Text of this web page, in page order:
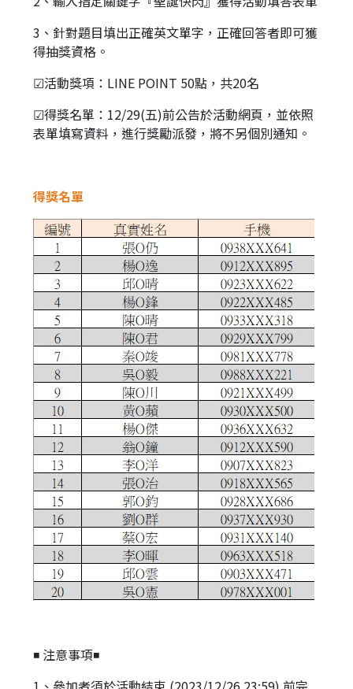
3、針對題目填出正確英文單字，正確回答者即可獲
得抽獎資格。
☑活動獎項：LINE POINT 50點，共20名
☑得獎名單：12/29(五)前公告於活動網頁，並依照
表單填寫資料，進行獎勵派發，將不另個別通知。
得獎名單
◾ 注意事項◾